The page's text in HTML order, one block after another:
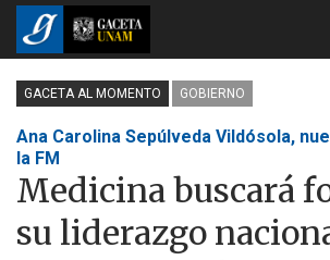
GACETA AL MOMENTO GOBIERNO
Ana Carolina Sepúlveda Vildósola,
la FM
Medicina buscará
su liderazgo